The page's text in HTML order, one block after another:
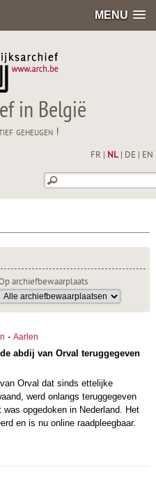
MENU
in België
geheugen !
FR NL| DE EN
archiefbewaarplaats
- Aarlen
abdij van Orval teruggegeven
Orval dat sinds ettelijke
werd onlangs teruggegeven
opgedoken in Nederland. Het
en is nu online raadpleegbaar.